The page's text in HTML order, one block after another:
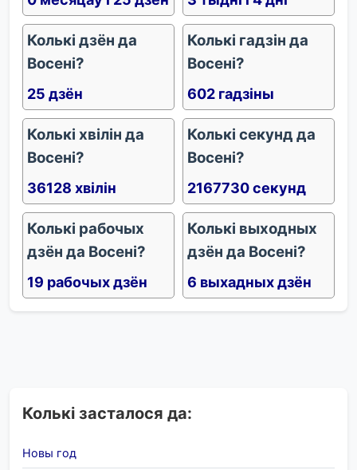
Колькі дзён да
Восені?
25 дзён
Колькі гадзін да
Восені?
602 гадзіны
Колькі хвілін да
Восені?
36128 хвілін
Колькі секунд да
Восені?
2167730 секунд
Колькі рабочых
дзён да Восені?
19 рабочых дзён
Колькі выходных
дзён да Восені?
6 выхадных дзён
Колькі засталося да:
Новы год